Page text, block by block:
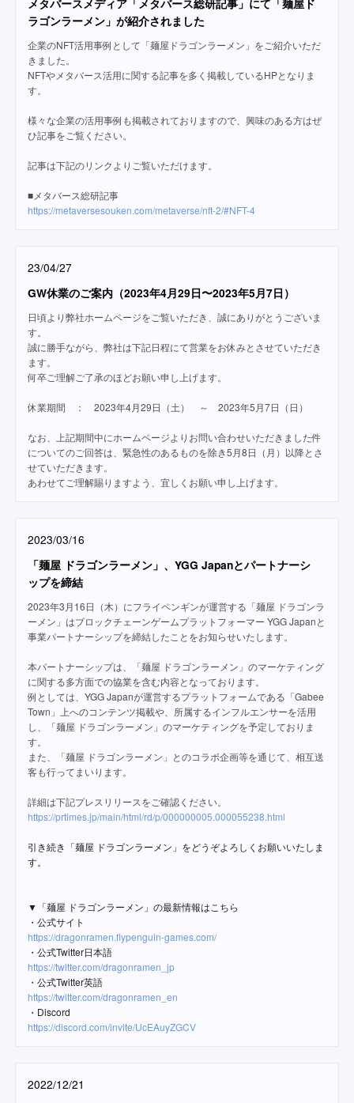
メタバースメディア「メタバース総研記事」にて「麺屋ド
ラゴンラーメン」が紹介されました
企業のNFT活用事例として「麺屋ドラゴンラーメン」をご紹介いただ
きました。
NFTやメタバース活用に関する記事を多く掲載しているHPとなりま
す。
様々な企業の活用事例も掲載されておりますので、興味のある方はぜ
ひ記事をご覧ください。
記事は下記のリンクよりご覧いただけます。
■メタバース総研記事
https://metaversesouken.com/metaverse/nft-2/#NFT-4
23/04/27
GW休業のご案内（2023年4月29日〜2023年5月7日）
日頃より弊社ホームページをご覧いただき、誠にありがとうございま
す。
誠に勝手ながら、弊社は下記日程にて営業をお休みとさせていただき
ます。
何卒ご理解ご了承のほどお願い申し上げます。
休業期間 ： 2023年4月29日（土） ～ 2023年5月7日（日）
なお、上記期間中にホームページよりお問い合わせいただきました件
についてのご回答は、緊急性のあるものを除き5月8日（月）以降とさ
せていただきます。
あわせてご理解賜りますよう、宜しくお願い申し上げます。
2023/03/16
「麺屋 ドラゴンラーメン」、YGG Japanとパートナーシ
ップを締結
2023年3月16日（木）にフライペンギンが運営する「麺屋 ドラゴンラ
ーメン」はブロックチェーンゲームプラットフォーマー YGG Japanと
事業パートナーシップを締結したことをお知らせいたします。
本パートナーシップは、「麺屋 ドラゴンラーメン」のマーケティング
に関する多方面での協業を含む内容となっております。
例としては、YGG Japanが運営するプラットフォームである「Gabee
Town」上へのコンテンツ掲載や、所属するインフルエンサーを活用
し、「麺屋 ドラゴンラーメン」のマーケティングを予定しておりま
す。
また、「麺屋 ドラゴンラーメン」とのコラボ企画等を通じて、相互送
客も行ってまいります。
詳細は下記プレスリリースをご確認ください。
https://prtimes.jp/main/html/rd/p/000000005.000055238.html
引き続き「麺屋 ドラゴンラーメン」をどうぞよろしくお願いいたしま
す。
▼「麺屋 ドラゴンラーメン」の最新情報はこちら
・公式サイト
https://dragonramen.flypenguin-games.com/
・公式Twitter日本語
https://twitter.com/dragonramen_jp
・公式Twitter英語
https://twitter.com/dragonramen_en
・Discord
https://discord.com/invite/UcEAuyZGCV
2022/12/21